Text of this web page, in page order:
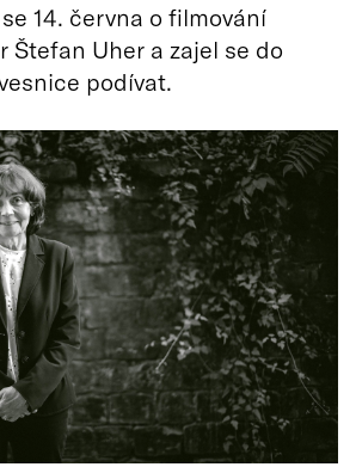
14. června o filmování
Štefan Uher a zajel se do
podívat.